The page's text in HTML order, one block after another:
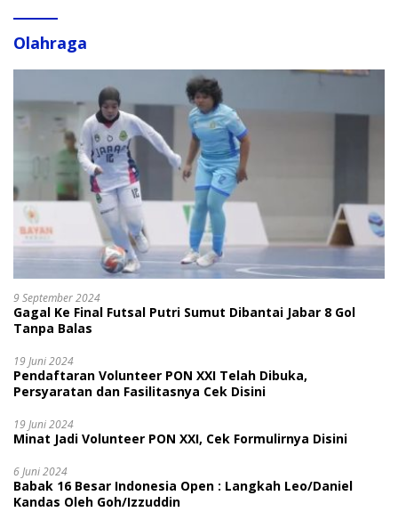
Olahraga
9 September 2024
Gagal Ke Final Futsal Putri Sumut Dibantai Jabar 8 Gol
Tanpa Balas
19 Juni 2024
Pendaftaran Volunteer PON XXI Telah Dibuka,
Persyaratan dan Fasilitasnya Cek Disini
19 Juni 2024
Minat Jadi Volunteer PON XXI, Cek Formulirnya Disini
6 Juni 2024
Babak 16 Besar Indonesia Open : Langkah Leo/Daniel
Kandas Oleh Goh/Izzuddin